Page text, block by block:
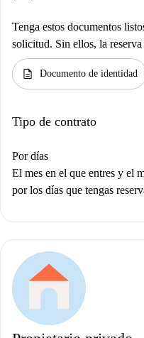
Tenga estos documentos
solicitud. Sin ellos, la
description Documento de identidad
Tipo de contrato
Por días
El mes en el que entres y el
por los días que tengas